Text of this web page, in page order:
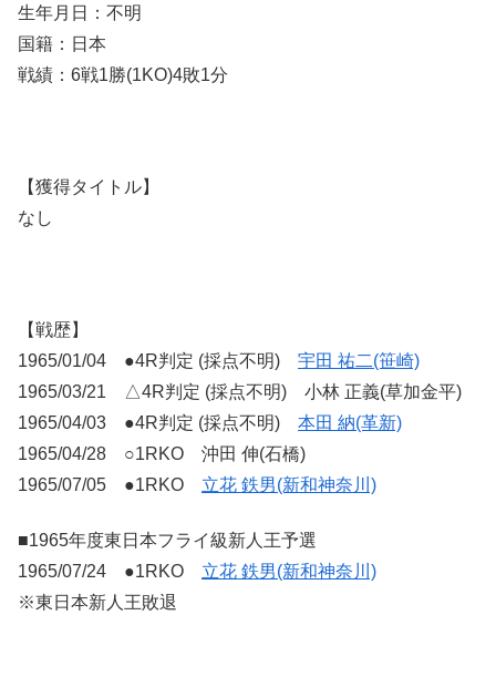
生年月日：不明
国籍：日本
戦績：6戦1勝(1KO)4敗1分
【獲得タイトル】
なし
【戦歴】
1965/01/04 ●4R判定 (採点不明) 宇田 祐二(笹崎)
1965/03/21 △4R判定 (採点不明) 小林 正義(草加金平)
1965/04/03 ●4R判定 (採点不明) 本田 納(革新)
1965/04/28 ○1RKO 沖田 伸(石橋)
1965/07/05 ●1RKO 立花 鉄男(新和神奈川)
■1965年度東日本フライ級新人王予選
1965/07/24 ●1RKO 立花 鉄男(新和神奈川)
※東日本新人王敗退